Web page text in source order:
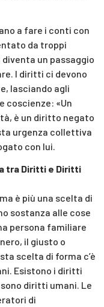
a fare i conti con
da troppi
un passaggio
I diritti ci devono
lasciando agli
coscienze: «Un
è un diritto negato
urgenza collettiva
con lui.
tra Diritti e Diritti
è più una scelta di
sostanza alle cose
persona familiare
il giusto o
scelta di forma c’è
Esistono i diritti
diritti umani. Le
di